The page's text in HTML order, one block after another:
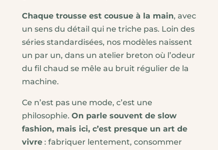
Chaque trousse est cousue à la main, avec
un sens du détail qui ne triche pas. Loin des
séries standardisées, nos modèles naissent
un par un, dans un atelier breton où l’odeur
du fil chaud se mêle au bruit régulier de la
machine.
Ce n’est pas une mode, c’est une
philosophie. On parle souvent de slow
fashion, mais ici, c’est presque un art de
vivre: fabriquer lentement, consommer